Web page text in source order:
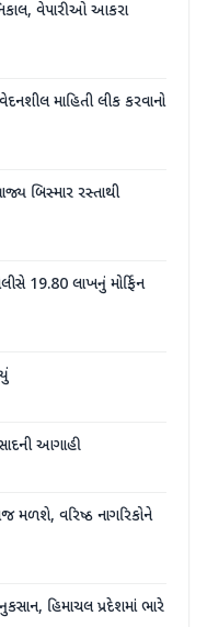
નિકાલ, વેપારીઓ આકરા
માહિતી લીક કરવાનો
બિસ્માર રસ્તાથી
19.80 લાખનું મોર્ફિન
આગાહી
મળશે, વરિષ્ઠ નાગરિકોને
હિમાચલ પ્રદેશમાં ભારે